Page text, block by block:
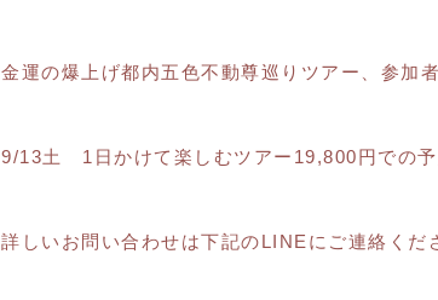
金運の爆上げ都内五色不動尊巡りツアー、参加
9/13土 1日かけて楽しむツアー19,800円での予
詳しいお問い合わせは下記のLINEにご連絡くだ